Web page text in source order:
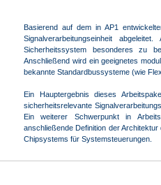
Basierend auf dem in AP1
Signalverarbeitungseinheit
Sicherheitssystem besonderes zu
Anschließend wird ein geeignetes
bekannte Standardbussysteme (wie
Ein Hauptergebnis dieses
sicherheitsrelevante
Ein weiterer Schwerpunkt in
anschließende Definition der
Chipsystems für Systemsteuerungen.